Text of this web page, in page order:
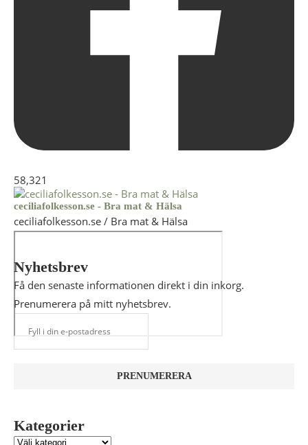
58,321
ceciliafolkesson.se - Bra mat & Hälsa
ceciliafolkesson.se / Bra mat & Hälsa
Nyhetsbrev
Få den senaste informationen direkt i din inkorg.
Prenumerera på mitt nyhetsbrev.
Kategorier